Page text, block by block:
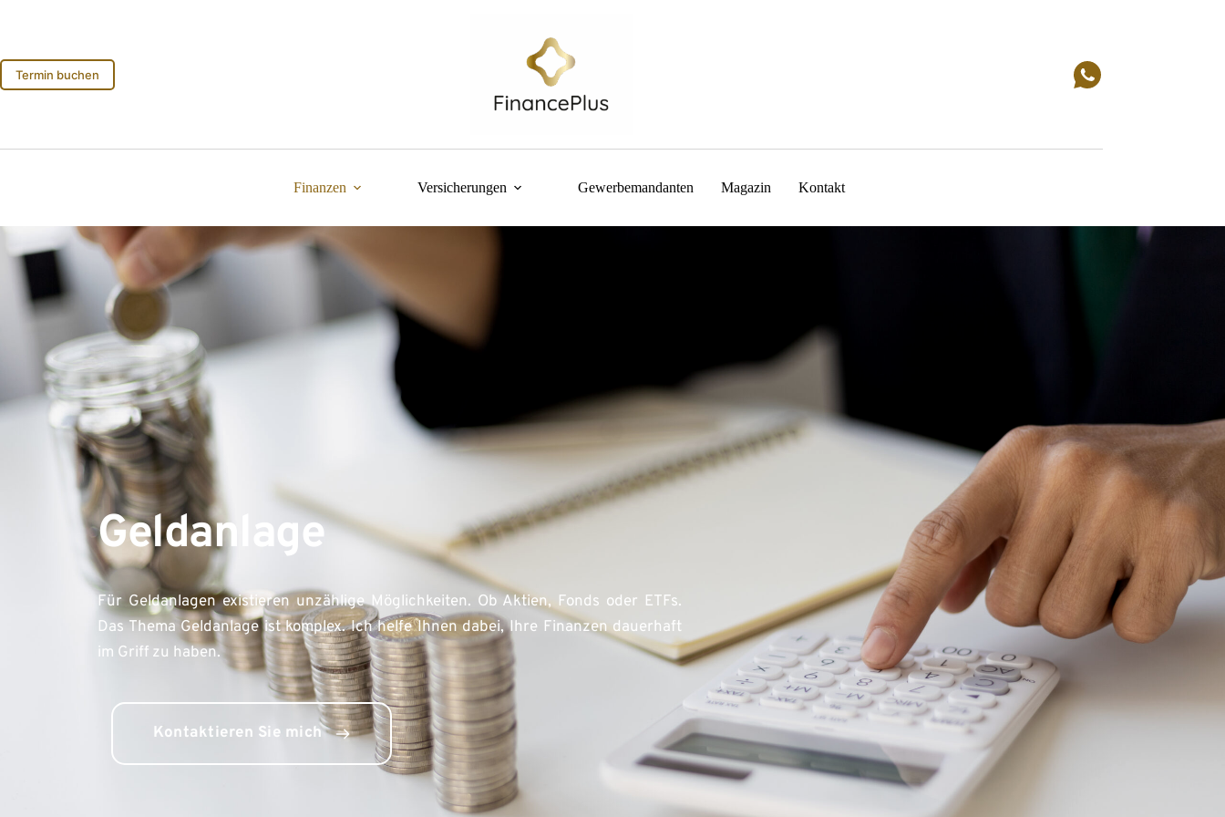
Termin buchen
Finanzen Versicherungen Gewerbemandanten Magazin Kontakt
Geldanlage
Für Geldanlagen existieren unzählige Möglichkeiten. Ob Aktien, Fonds oder ETFs.
Das Thema Geldanlage ist komplex. Ich helfe Ihnen dabei, Ihre Finanzen dauerhaft
im Griff zu haben.
Kontaktieren Sie mich